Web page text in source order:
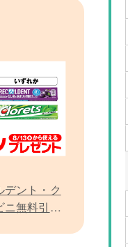
ント・ク
ニ無料引換